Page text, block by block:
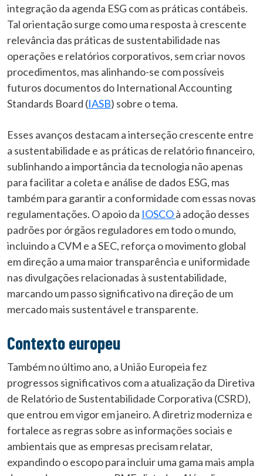
integração da agenda ESG com as práticas contábeis.
Tal orientação surge como uma resposta à crescente
relevância das práticas de sustentabilidade nas
operações e relatórios corporativos, sem criar novos
procedimentos, mas alinhando-se com possíveis
futuros documentos do International Accounting
Standards Board (IASB) sobre o tema.
Esses avanços destacam a interseção crescente entre
a sustentabilidade e as práticas de relatório financeiro,
sublinhando a importância da tecnologia não apenas
para facilitar a coleta e análise de dados ESG, mas
também para garantir a conformidade com essas novas
regulamentações. O apoio da IOSCOà adoção desses
padrões por órgãos reguladores em todo o mundo,
incluindo a CVM e a SEC, reforça o movimento global
em direção a uma maior transparência e uniformidade
nas divulgações relacionadas à sustentabilidade,
marcando um passo significativo na direção de um
mercado mais sustentável e transparente.
Contexto europeu
Também no último ano, a União Europeia fez
progressos significativos com a atualização da Diretiva
de Relatório de Sustentabilidade Corporativa (CSRD),
que entrou em vigor em janeiro. A diretriz moderniza e
fortalece as regras sobre as informações sociais e
ambientais que as empresas precisam relatar,
expandindo o escopo para incluir uma gama mais ampla